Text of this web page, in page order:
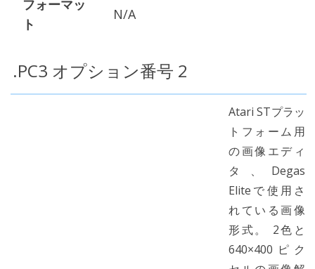
フォーマッ
ト
N/A
.PC3 オプション番号 2
Atari STプラッ
トフォーム用
の画像エディ
タ、Degas
Eliteで使用さ
れている画像
形式。 2色と
640×400ピク